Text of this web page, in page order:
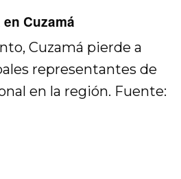
Cuzamá
Cuzamá pierde a
representantes de
en la región. Fuente: